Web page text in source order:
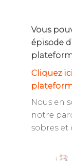
Vous
épisode
Cliquez
Nous en
notre
sobres et